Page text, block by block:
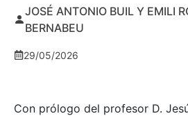
JOSÉ ANTONIO BUIL Y EMILI
BERNABEU
29/05/2026
Con prólogo del profesor D.